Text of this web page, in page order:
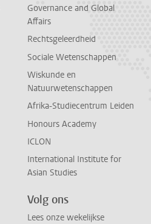
Governance and Global
Affairs
Rechtsgeleerdheid
Sociale Wetenschappen
Wiskunde en
Natuurwetenschappen
Afrika-Studiecentrum Leiden
Honours Academy
ICLON
International Institute for
Asian Studies
Volg ons
Lees onze wekelijkse